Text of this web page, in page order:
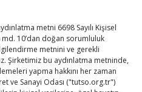
metni 6698 Sayılı Kişisel
md. 10’dan doğan sorumluluk
metnini ve gerekli
Şirketimiz bu aydınlatma metninde,
yapma hakkını her zaman
ve Sanayi Odası ("tutso.org.tr")
Rektörü Prof. Dr.